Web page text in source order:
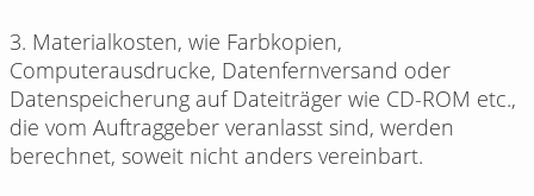
3. Materialkosten, wie Farbkopien,
Computerausdrucke, Datenfernversand oder
Datenspeicherung auf Dateiträger wie CD-ROM etc.,
die vom Auftraggeber veranlasst sind, werden
berechnet, soweit nicht anders vereinbart.